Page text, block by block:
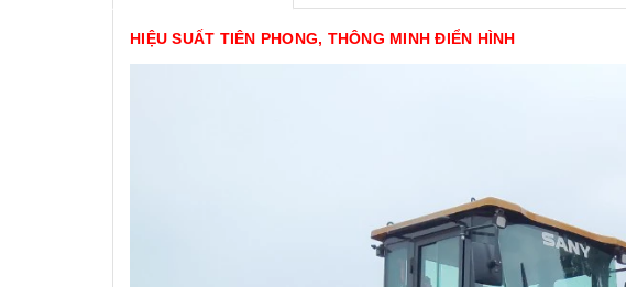
HIỆU SUẤT TIÊN PHONG, THÔNG MINH ĐIỂN HÌNH